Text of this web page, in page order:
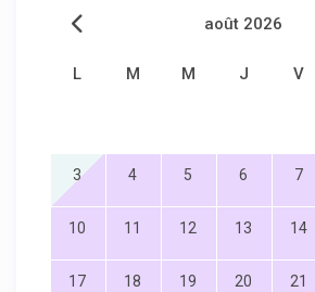
août 2026
L M M J V
3 4 5 6 7
10 11 12 13 14
17 18 19 20 21